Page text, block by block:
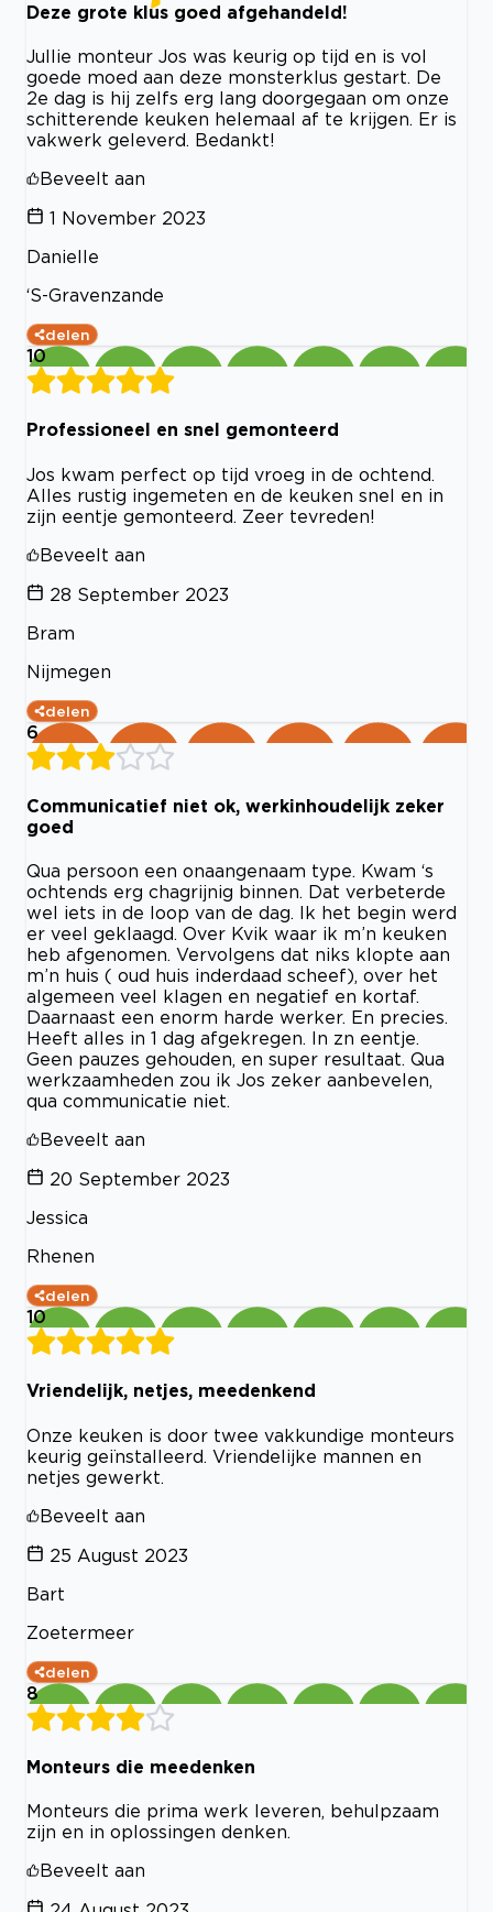
Deze grote klus goed afgehandeld!
Jullie monteur Jos was keurig op tijd en is vol
goede moed aan deze monsterklus gestart. De
2e dag is hij zelfs erg lang doorgegaan om onze
schitterende keuken helemaal af te krijgen. Er is
vakwerk geleverd. Bedankt!
Beveelt aan
1 November 2023
Danielle
‘S-Gravenzande
delen
10
Professioneel en snel gemonteerd
Jos kwam perfect op tijd vroeg in de ochtend.
Alles rustig ingemeten en de keuken snel en in
zijn eentje gemonteerd. Zeer tevreden!
Beveelt aan
28 September 2023
Bram
Nijmegen
delen
6
Communicatief niet ok, werkinhoudelijk zeker
goed
Qua persoon een onaangenaam type. Kwam ‘s
ochtends erg chagrijnig binnen. Dat verbeterde
wel iets in de loop van de dag. Ik het begin werd
er veel geklaagd. Over Kvik waar ik m’n keuken
heb afgenomen. Vervolgens dat niks klopte aan
m’n huis ( oud huis inderdaad scheef), over het
algemeen veel klagen en negatief en kortaf.
Daarnaast een enorm harde werker. En precies.
Heeft alles in 1 dag afgekregen. In zn eentje.
Geen pauzes gehouden, en super resultaat. Qua
werkzaamheden zou ik Jos zeker aanbevelen,
qua communicatie niet.
Beveelt aan
20 September 2023
Jessica
Rhenen
delen
10
Vriendelijk, netjes, meedenkend
Onze keuken is door twee vakkundige monteurs
keurig geïnstalleerd. Vriendelijke mannen en
netjes gewerkt.
Beveelt aan
25 August 2023
Bart
Zoetermeer
delen
8
Monteurs die meedenken
Monteurs die prima werk leveren, behulpzaam
zijn en in oplossingen denken.
Beveelt aan